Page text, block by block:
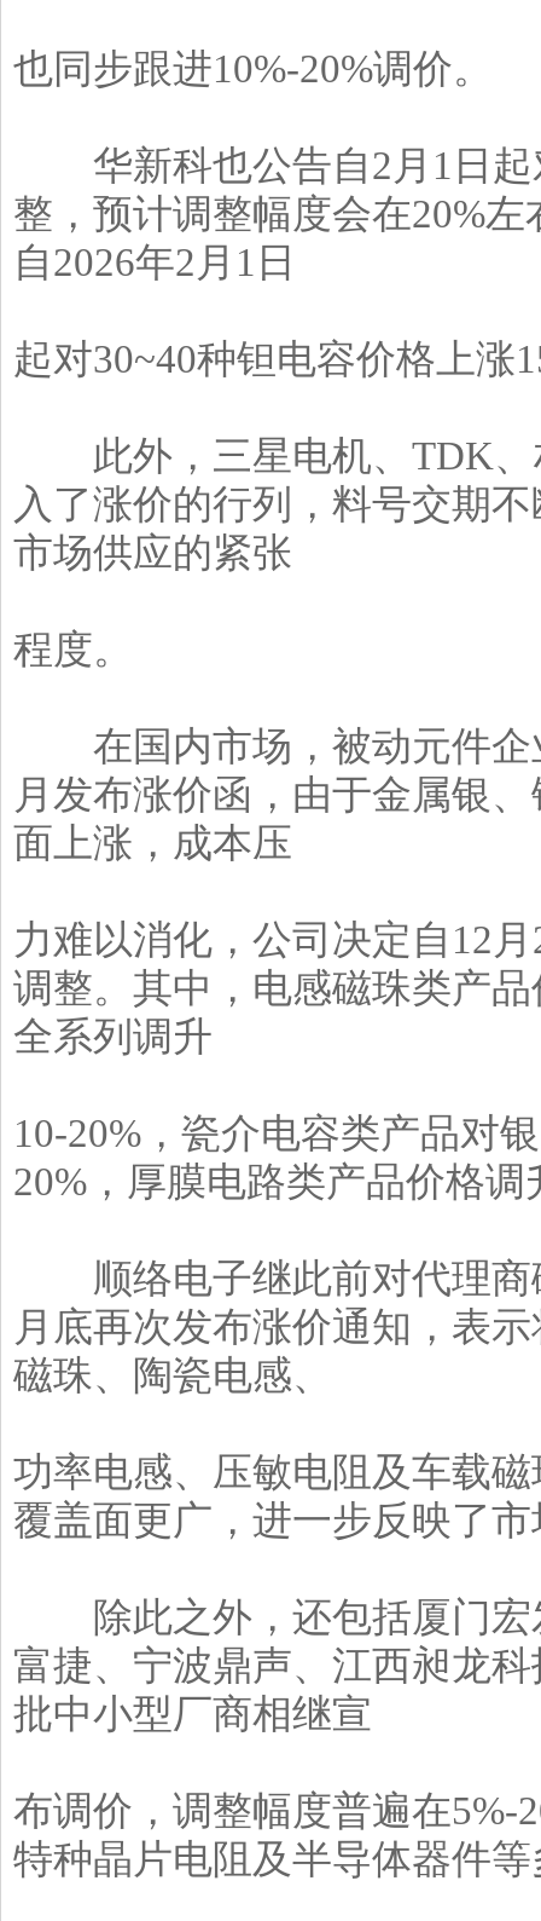
也同步跟进10%-20%调价。
华新科也公告自2月1日起
整，预计调整幅度会在20%
自2026年2月1日
起对30~40种钽电容价格上涨
此外，三星电机、TDK、
入了涨价的行列，料号交期
市场供应的紧张
程度。
在国内市场，被动元件企
月发布涨价函，由于金属银
面上涨，成本压
力难以消化，公司决定自12
调整。其中，电感磁珠类产
全系列调升
10-20%，瓷介电容类产品对
20%，厚膜电路类产品价格调
顺络电子继此前对代理商
月底再次发布涨价通知，表
磁珠、陶瓷电感、
功率电感、压敏电阻及车载
覆盖面更广，进一步反映了
除此之外，还包括厦门宏
富捷、宁波鼎声、江西昶龙
批中小型厂商相继宣
布调价，调整幅度普遍在5%-
特种晶片电阻及半导体器件